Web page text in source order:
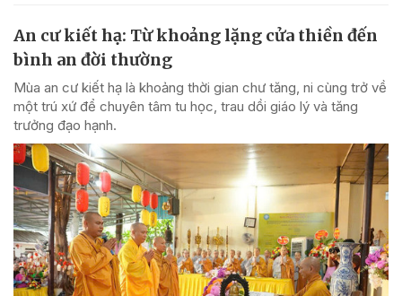
An cư kiết hạ: Từ khoảng lặng cửa thiền đến
bình an đời thường
Mùa an cư kiết hạ là khoảng thời gian chư tăng, ni cùng trở về
một trú xứ để chuyên tâm tu học, trau dồi giáo lý và tăng
trưởng đạo hạnh.